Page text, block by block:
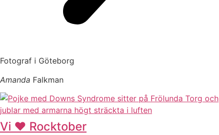
Fotograf i Göteborg
Amanda Falkman
Vi ❤ Rocktober